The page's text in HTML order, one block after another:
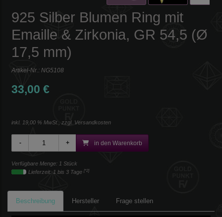
925 Silber Blumen Ring mit
Emaille & Zirkonia, GR 54,5 (Ø
17,5 mm)
Artikel-Nr.: NG5108
33,00 €
inkl. 19,00 % MwSt., zzgl. Versandkosten
in den Warenkorb
Verfügbare Menge: 1 Stück
Lieferzeit: 1 bis 3 Tage [*2]
Beschreibung Hersteller Frage stellen